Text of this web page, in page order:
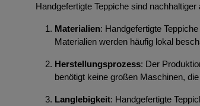
Handgefertigte Teppiche sind
Materialien: Handgefertigte
Materialien werden häufig lokal
Herstellungsprozess: Der
benötigt keine großen Maschinen,
Langlebigkeit: Handgefertigte